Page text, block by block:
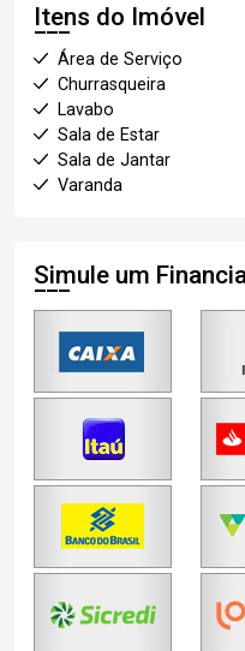
Itens do Imóvel
Área de Serviço
Churrasqueira
Lavabo
Sala de Estar
Sala de Jantar
Varanda
Simule um